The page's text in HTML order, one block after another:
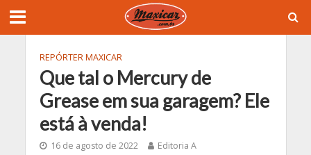
REPÓRTER MAXICAR
Que tal o Mercury de
Grease em sua garagem? Ele
está à venda!
16 de agosto de 2022
Editoria A